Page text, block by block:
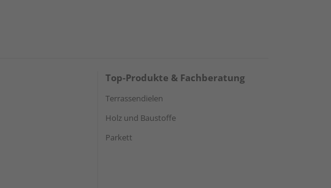
Top-Produkte & Fachberatung
Terrassendielen
Holz und Baustoffe
Parkett